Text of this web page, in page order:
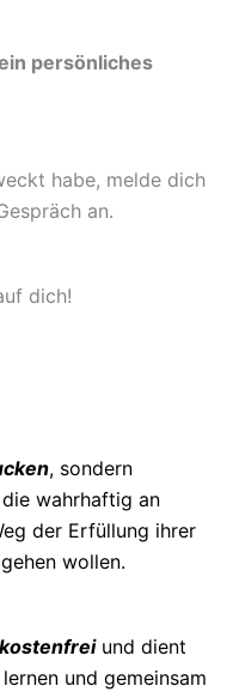
persönliches
habe, melde dich
an.
dich!
, sondern
wahrhaftig an
der Erfüllung ihrer
wollen.
und dient
und gemeinsam